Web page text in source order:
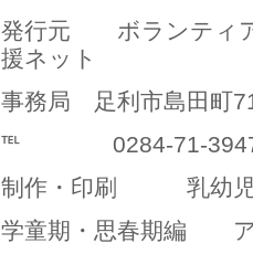
発行元 ボランティ
援ネット
事務局 足利市島田町
℡ 0284-71-
制作・印刷 乳幼児
学童期・思春期編